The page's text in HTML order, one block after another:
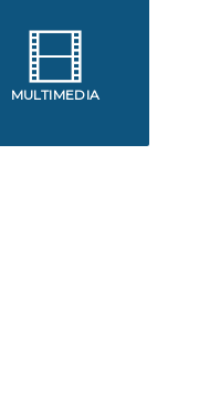
MULTIMEDIA